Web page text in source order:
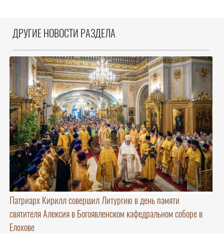
ДРУГИЕ НОВОСТИ РАЗДЕЛА
Патриарх Кирилл совершил Литургию в день памяти
святителя Алексия в Богоявленском кафедральном соборе в
Елохове